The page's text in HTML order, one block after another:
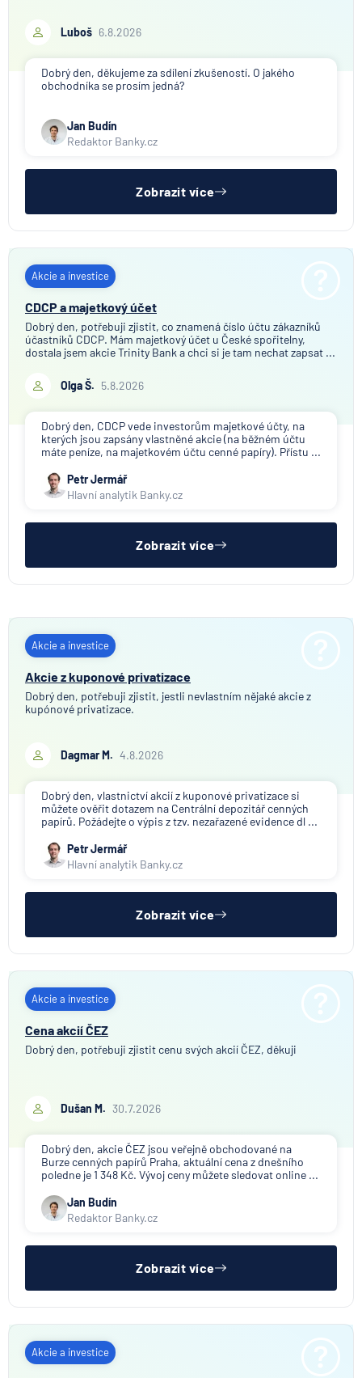
Luboš 6.8.2026
Dobrý den, děkujeme za sdílení zkušeností. O jakého
obchodníka se prosím jedná?
Jan Budín
Redaktor Banky.cz
Zobrazit více
Akcie a investice
CDCP a majetkový účet
Dobrý den, potřebuji zjistit, co znamená číslo účtu zákazníků
účastníků CDCP. Mám majetkový účet u České spořitelny,
dostala jsem akcie Trinity Bank a chci si je tam nechat zapsat ...
Olga Š. 5.8.2026
Dobrý den, CDCP vede investorům majetkové účty, na
kterých jsou zapsány vlastněné akcie (na běžném účtu
máte peníze, na majetkovém účtu cenné papíry). Přístu ...
Petr Jermář
Hlavní analytik Banky.cz
Zobrazit více
Akcie a investice
Akcie z kuponové privatizace
Dobrý den, potřebuji zjistit, jestli nevlastním nějaké akcie z
kupónové privatizace.
Dagmar M. 4.8.2026
Dobrý den, vlastnictví akcií z kuponové privatizace si
můžete ověřit dotazem na Centrální depozitář cenných
papírů. Požádejte o výpis z tzv. nezařazené evidence dl ...
Petr Jermář
Hlavní analytik Banky.cz
Zobrazit více
Akcie a investice
Cena akcií ČEZ
Dobrý den, potřebuji zjistit cenu svých akcií ČEZ, děkuji
Dušan M. 30.7.2026
Dobrý den, akcie ČEZ jsou veřejně obchodované na
Burze cenných papírů Praha, aktuální cena z dnešního
poledne je 1 348 Kč. Vývoj ceny můžete sledovat online ...
Jan Budín
Redaktor Banky.cz
Zobrazit více
Akcie a investice